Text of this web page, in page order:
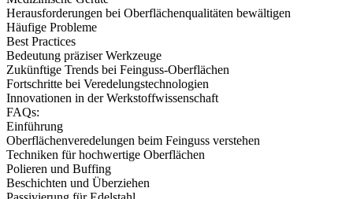
Herausforderungen bei Oberflächenqualitäten bewältigen
Häufige Probleme
Best Practices
Bedeutung präziser Werkzeuge
Zukünftige Trends bei Feinguss-Oberflächen
Fortschritte bei Veredelungstechnologien
Innovationen in der Werkstoffwissenschaft
FAQs:
Einführung
Oberflächenveredelungen beim Feinguss verstehen
Techniken für hochwertige Oberflächen
Polieren und Buffing
Beschichten und Überziehen